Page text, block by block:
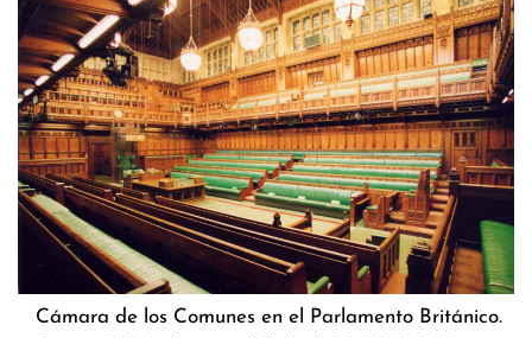
Cámara de los Comunes en el Parlamento Británico.